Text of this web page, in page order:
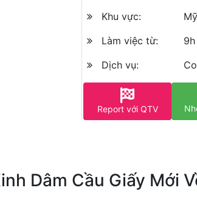
Khu vực:
Làm việc từ:
Dịch vụ:
Report với QTV
Dâm Cầu Giấy Mới